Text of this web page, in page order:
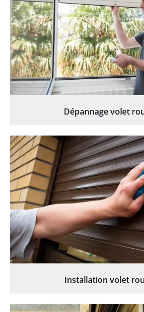
Dépannage volet
Installation volet